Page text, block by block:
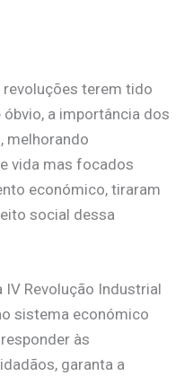
terem tido
a importância dos
melhorando
vida mas focados
económico, tiraram
social dessa
Revolução Industrial
sistema económico
às
garanta a